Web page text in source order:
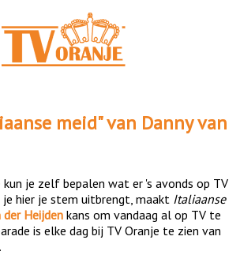
meid" van Danny van
kun je zelf bepalen wat er 's avonds op TV
je hier je stem uitbrengt, maakt Italiaanse
der Heijden kans om vandaag al op TV te
is elke dag bij TV Oranje te zien van